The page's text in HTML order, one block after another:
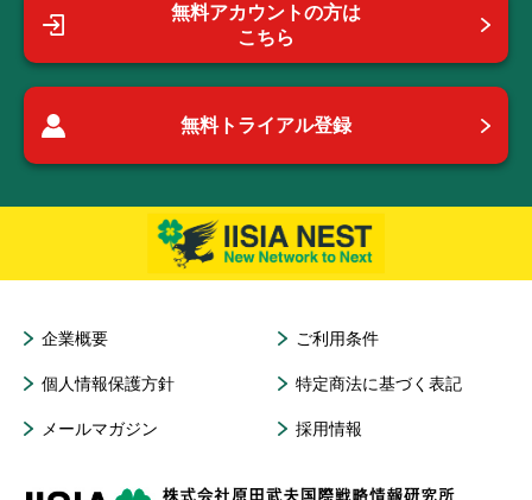
無料アカウントの方は
こちら
無料トライアル登録
企業概要 ご利用条件
個人情報保護方針 特定商法に基づく表記
メールマガジン 採用情報